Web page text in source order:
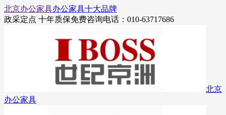
北京办公家具办公家具十大品牌
政采定点 十年质保免费咨询电话：010-63717686
北京
办公家具